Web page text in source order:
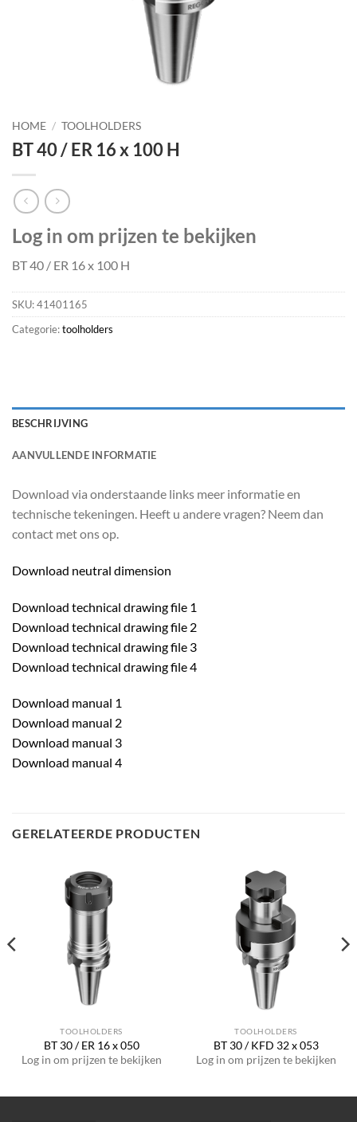
HOME / TOOLHOLDERS
BT 40 / ER 16 x 100 H
Log in om prijzen te bekijken
BT 40 / ER 16 x 100 H
SKU:41401165
Categorie:toolholders
BESCHRIJVING
AANVULLENDE INFORMATIE
Download via onderstaande links meer informatie en
technische tekeningen. Heeft u andere vragen? Neem dan
contact met ons op.
Download neutral dimension
Download technical drawing file 1
Download technical drawing file 2
Download technical drawing file 3
Download technical drawing file 4
Download manual 1
Download manual 2
Download manual 3
Download manual 4
GERELATEERDE PRODUCTEN
TOOLHOLDERS
BT 30 / ER 16 x 050
Log in om prijzen te bekijken
TOOLHOLDERS
BT 30 / KFD 32 x 053
Log in om prijzen te bekijken